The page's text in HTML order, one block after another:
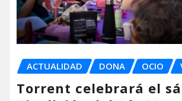
ACTUALIDAD DONA OCIO
Torrent celebrará el